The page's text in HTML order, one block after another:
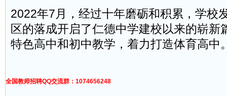
2022年7月，经过十年磨砺和积累，学校
区的落成开启了仁德中学建校以来的崭新
特色高中和初中教学，着力打造体育高中
全国教师招聘QQ交流群：1074656248